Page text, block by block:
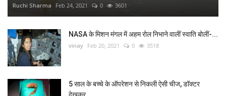
Ruchi Sharma Feb 24, 2021 0 3601
NASA के मिशन मंगल में अहम रोल निभाने वालीं स्वाति बोलीं-...
vinay Feb 20, 2021 0 3518
5 साल के बच्चे के ऑपरेशन से निकली ऐसी चीज, डॉक्टर